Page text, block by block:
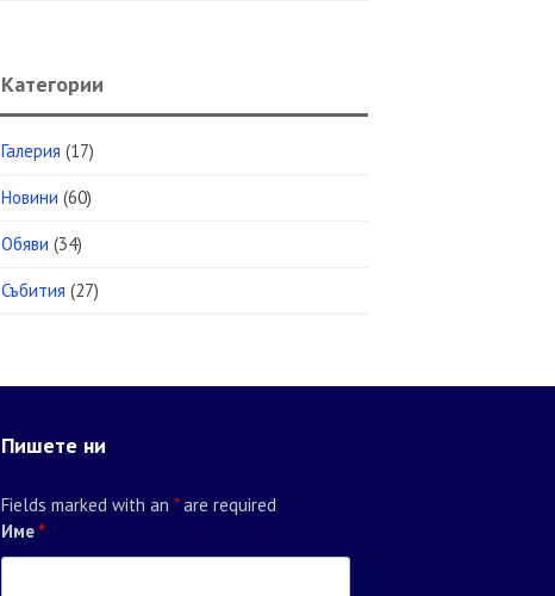
Категории
Галерия (17)
Новини (60)
Обяви (34)
Събития (27)
Пишете ни
Fields marked with an *are required
Име *